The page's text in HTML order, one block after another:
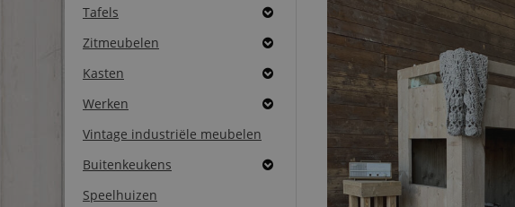
Tafels
Zitmeubelen
Kasten
Werken
Vintage industriële meubelen
Buitenkeukens
Speelhuizen